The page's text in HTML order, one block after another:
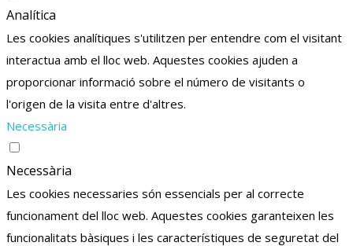
Analítica
Les cookies analítiques s'utilitzen per entendre com el visitant
interactua amb el lloc web. Aquestes cookies ajuden a
proporcionar informació sobre el número de visitants o
l'origen de la visita entre d'altres.
Necessària
Necessària
Les cookies necessaries són essencials per al correcte
funcionament del lloc web. Aquestes cookies garanteixen les
funcionalitats bàsiques i les característiques de seguretat del